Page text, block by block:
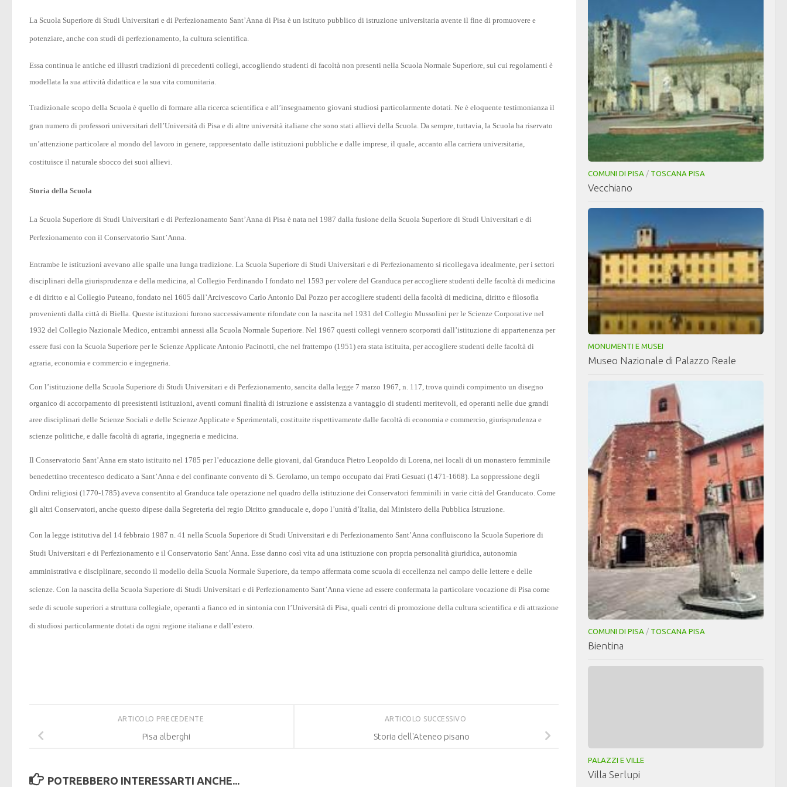
La Scuola Superiore di Studi Universitari e di Perfezionamento Sant’Anna di Pisa è un istituto pubblico di istruzione universitaria avente il fine di promuovere e
potenziare, anche con studi di perfezionamento, la cultura scientifica.
Essa continua le antiche ed illustri tradizioni di precedenti collegi, accogliendo studenti di facoltà non presenti nella Scuola Normale Superiore, sui cui regolamenti è
modellata la sua attività didattica e la sua vita comunitaria.
Tradizionale scopo della Scuola è quello di formare alla ricerca scientifica e all’insegnamento giovani studiosi particolarmente dotati. Ne è eloquente testimonianza il
gran numero di professori universitari dell’Università di Pisa e di altre università italiane che sono stati allievi della Scuola. Da sempre, tuttavia, la Scuola ha riservato
un’attenzione particolare al mondo del lavoro in genere, rappresentato dalle istituzioni pubbliche e dalle imprese, il quale, accanto alla carriera universitaria,
costituisce il naturale sbocco dei suoi allievi.
Storia della Scuola
La Scuola Superiore di Studi Universitari e di Perfezionamento Sant’Anna di Pisa è nata nel 1987 dalla fusione della Scuola Superiore di Studi Universitari e di
Perfezionamento con il Conservatorio Sant’Anna.
Entrambe le istituzioni avevano alle spalle una lunga tradizione. La Scuola Superiore di Studi Universitari e di Perfezionamento si ricollegava idealmente, per i settori
disciplinari della giurisprudenza e della medicina, al Collegio Ferdinando I fondato nel 1593 per volere del Granduca per accogliere studenti delle facoltà di medicina
e di diritto e al Collegio Puteano, fondato nel 1605 dall’Arcivescovo Carlo Antonio Dal Pozzo per accogliere studenti della facoltà di medicina, diritto e filosofia
provenienti dalla città di Biella. Queste istituzioni furono successivamente rifondate con la nascita nel 1931 del Collegio Mussolini per le Scienze Corporative nel
1932 del Collegio Nazionale Medico, entrambi annessi alla Scuola Normale Superiore. Nel 1967 questi collegi vennero scorporati dall’istituzione di appartenenza per
essere fusi con la Scuola Superiore per le Scienze Applicate Antonio Pacinotti, che nel frattempo (1951) era stata istituita, per accogliere studenti delle facoltà di
agraria, economia e commercio e ingegneria.
Con l’istituzione della Scuola Superiore di Studi Universitari e di Perfezionamento, sancita dalla legge 7 marzo 1967, n. 117, trova quindi compimento un disegno
organico di accorpamento di preesistenti istituzioni, aventi comuni finalità di istruzione e assistenza a vantaggio di studenti meritevoli, ed operanti nelle due grandi
aree disciplinari delle Scienze Sociali e delle Scienze Applicate e Sperimentali, costituite rispettivamente dalle facoltà di economia e commercio, giurisprudenza e
scienze politiche, e dalle facoltà di agraria, ingegneria e medicina.
Il Conservatorio Sant’Anna era stato istituito nel 1785 per l’educazione delle giovani, dal Granduca Pietro Leopoldo di Lorena, nei locali di un monastero femminile
benedettino trecentesco dedicato a Sant’Anna e del confinante convento di S. Gerolamo, un tempo occupato dai Frati Gesuati (1471-1668). La soppressione degli
Ordini religiosi (1770-1785) aveva consentito al Granduca tale operazione nel quadro della istituzione dei Conservatori femminili in varie città del Granducato. Come
gli altri Conservatori, anche questo dipese dalla Segreteria del regio Diritto granducale e, dopo l’unità d’Italia, dal Ministero della Pubblica Istruzione.
Con la legge istitutiva del 14 febbraio 1987 n. 41 nella Scuola Superiore di Studi Universitari e di Perfezionamento Sant’Anna confluiscono la Scuola Superiore di
Studi Universitari e di Perfezionamento e il Conservatorio Sant’Anna. Esse danno così vita ad una istituzione con propria personalità giuridica, autonomia
amministrativa e disciplinare, secondo il modello della Scuola Normale Superiore, da tempo affermata come scuola di eccellenza nel campo delle lettere e delle
scienze. Con la nascita della Scuola Superiore di Studi Universitari e di Perfezionamento Sant’Anna viene ad essere confermata la particolare vocazione di Pisa come
sede di scuole superiori a struttura collegiale, operanti a fianco ed in sintonia con l’Università di Pisa, quali centri di promozione della cultura scientifica e di attrazione
di studiosi particolarmente dotati da ogni regione italiana e dall’estero.
ARTICOLO SUCCESSIVO
Storia dell'Ateneo pisano
ARTICOLO PRECEDENTE
Pisa alberghi
POTREBBERO INTERESSARTI ANCHE...
COMUNI DI PISA / TOSCANA PISA
Vecchiano
MONUMENTI E MUSEI
Museo Nazionale di Palazzo Reale
COMUNI DI PISA / TOSCANA PISA
Bientina
PALAZZI E VILLE
Villa Serlupi